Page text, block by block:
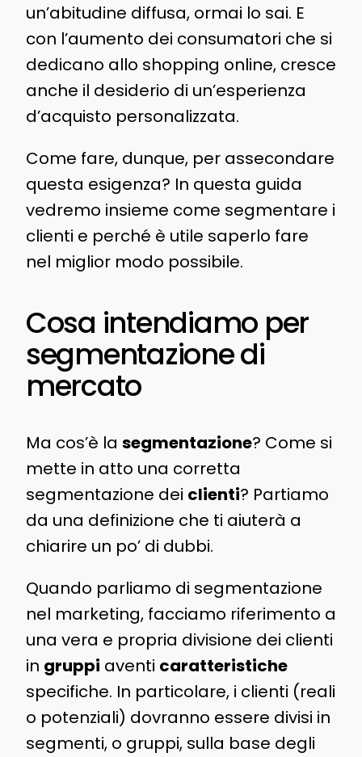
un’abitudine diffusa, ormai lo sai. E
con l’aumento dei consumatori che si
dedicano allo shopping online, cresce
anche il desiderio di un’esperienza
d’acquisto personalizzata.
Come fare, dunque, per assecondare
questa esigenza? In questa guida
vedremo insieme come segmentare i
clienti e perché è utile saperlo fare
nel miglior modo possibile.
Cosa intendiamo per
segmentazione di
mercato
Ma cos’è la segmentazione? Come si
mette in atto una corretta
segmentazione dei clienti? Partiamo
da una definizione che ti aiuterà a
chiarire un po’ di dubbi.
Quando parliamo di segmentazione
nel marketing, facciamo riferimento a
una vera e propria divisione dei clienti
in gruppi aventi caratteristiche
specifiche. In particolare, i clienti (reali
o potenziali) dovranno essere divisi in
segmenti, o gruppi, sulla base degli